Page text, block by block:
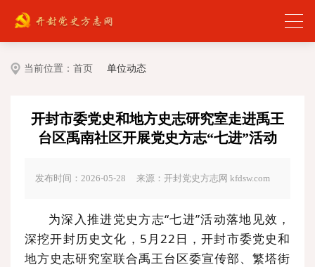
当前位置： 首页 单位动态
开封市委党史和地方史志研究室走进禹王
台区禹南社区开展党史方志“七进”活动
发布时间：2026-05-28 来源：开封党史方志网 kfdsw.com
为深入推进党史方志“七进”活动落地见效，
深挖开封历史文化，5月22日，开封市委党史和
地方史志研究室联合禹王台区委宣传部、繁塔街